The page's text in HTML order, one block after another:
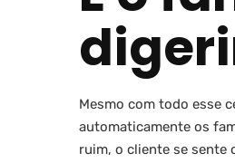
Mesmo com todo esse
automaticamente os
ruim, o cliente se sente